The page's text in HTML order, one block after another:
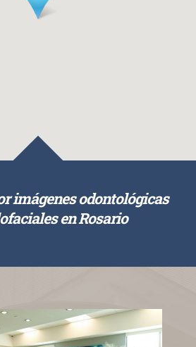
imágenes odontológicas
en Rosario